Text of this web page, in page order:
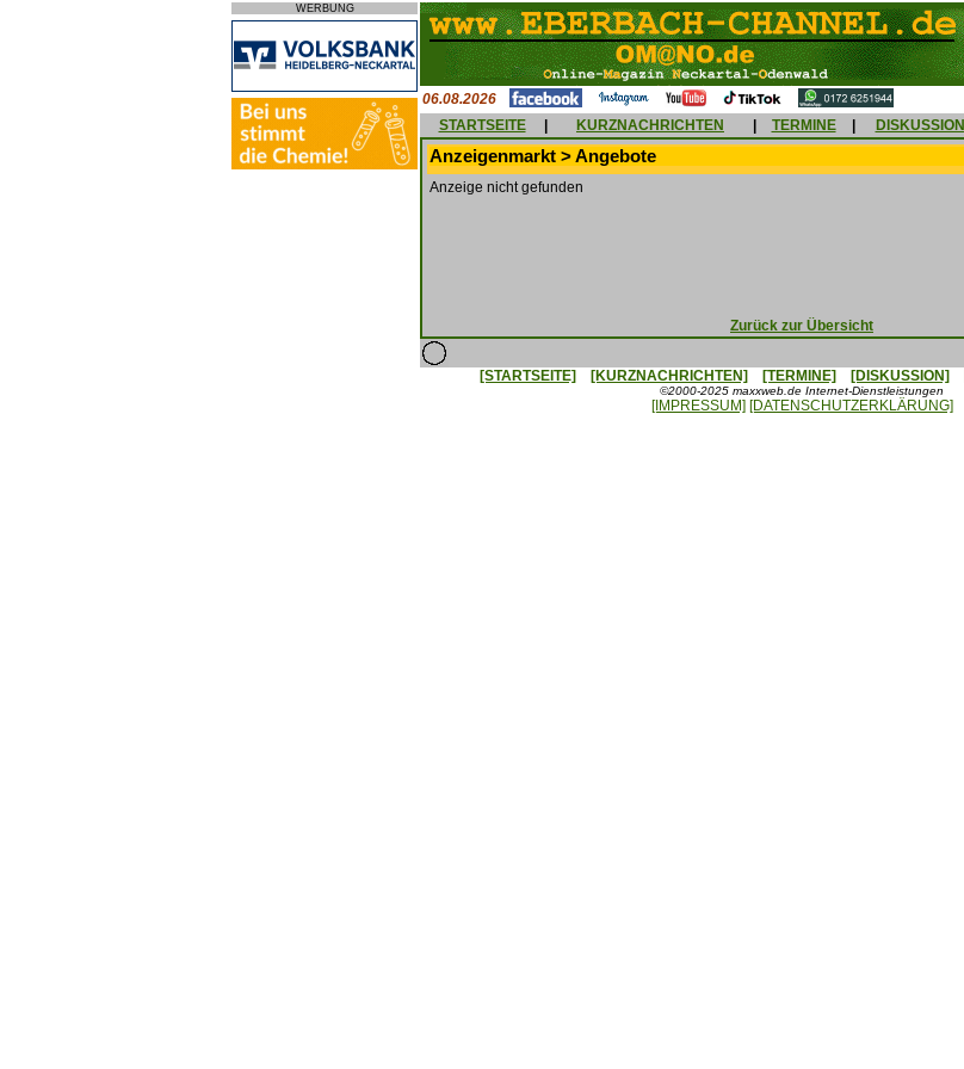
WERBUNG
06.08.2026
STARTSEITE
KURZNACHRICHTEN TERMINE DISKUSSION
Anzeigenmarkt > Angebote
Anzeige nicht gefunden
Zurück zur Übersicht
[STARTSEITE] [KURZNACHRICHTEN] [TERMINE] [DISKUSSION]
©2000-2025 maxxweb.de Internet-Dienstleistungen
[IMPRESSUM] [DATENSCHUTZERKLÄRUNG]